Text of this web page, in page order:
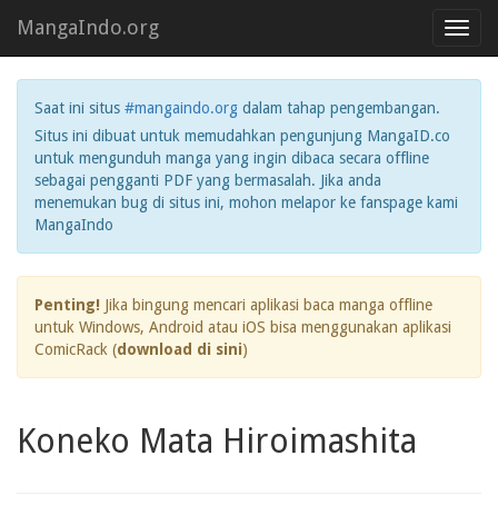
MangaIndo.org
Saat ini situs #mangaindo.org dalam tahap pengembangan.
Situs ini dibuat untuk memudahkan pengunjung MangaID.co
untuk mengunduh manga yang ingin dibaca secara offline
sebagai pengganti PDF yang bermasalah. Jika anda
menemukan bug di situs ini, mohon melapor ke fanspage kami
MangaIndo
Penting! Jika bingung mencari aplikasi baca manga offline
untuk Windows, Android atau iOS bisa menggunakan aplikasi
ComicRack (download di sini)
Koneko Mata Hiroimashita